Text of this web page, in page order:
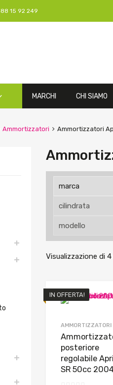
15 92 249
MARCHI CHI SIAMO
Ammortizzatori Ammortizzatori
Visualizzazione di
IN OFFERTA!
AMMORTIZZATORI
posteriore
regolabile
SR 50cc